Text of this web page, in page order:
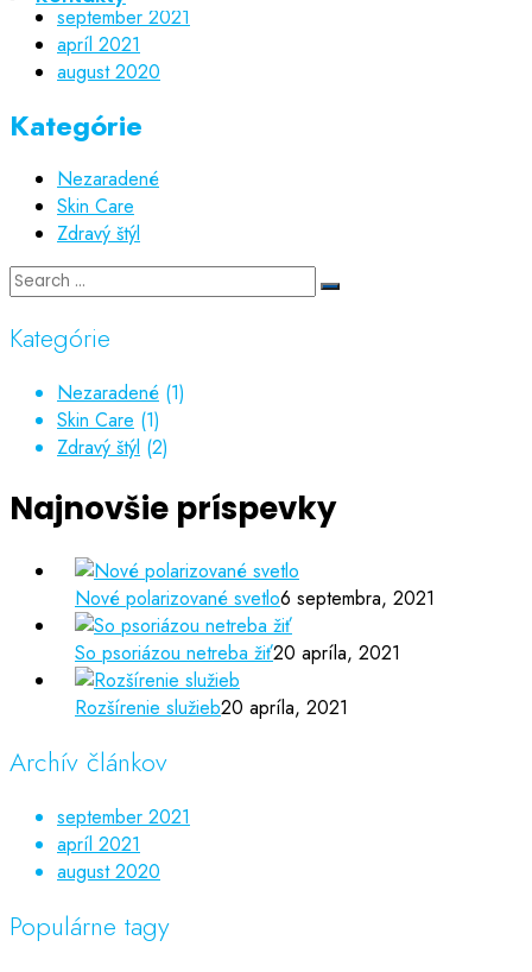
september 2021
apríl 2021
august 2020
Kategórie
Nezaradené
Skin Care
Zdravý štýl
Kategórie
Nezaradené (1)
Skin Care (1)
Zdravý štýl (2)
Najnovšie príspevky
Nové polarizované svetlo6 septembra, 2021
So psoriázou netreba žiť20 apríla, 2021
Rozšírenie služieb20 apríla, 2021
Archív článkov
september 2021
apríl 2021
august 2020
Populárne tagy